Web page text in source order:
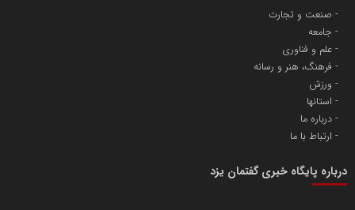
پایگاه اطلاع رسانی اعتلای نهادهای مردمی
آهن و فولاد غدیر ایرانیان
تامین آهن اسفنجی تولیدکنندگان فولاد در کشور
مسعودصادقی
صنعت و تجارت
جامعه
علم و فناوری
فرهنگ، هنر و رسانه
ورزش
استانها
درباره ما
ارتباط با ما
درباره پایگاه خبری گفتمان یزد